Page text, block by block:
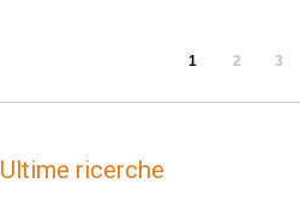
1 2 3
Ultime ricerche